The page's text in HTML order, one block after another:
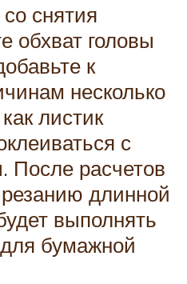
снятия
обхват головы
к
несколько
листик
с
После расчетов
длинной
выполнять
бумажной